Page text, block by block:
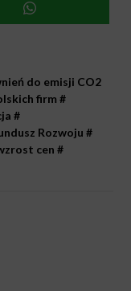
do emisji CO2
firm #
#
Rozwoju #
cen #